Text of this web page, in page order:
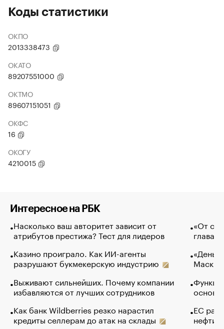
Коды статистики
ОКПО
2013338473
ОКАТО
89207551000
ОКТМО
89607151051
ОКФС
16
ОКОГУ
4210015
Интересное на РБК
Насколько ваш авторитет зависит от
атрибутов престижа? Тест для лидеров
Казино проиграло. Как ИИ-агенты
разрушают букмекерскую индустрию
Выживают сильнейших. Почему компании
избавляются от лучших сотрудников
Как банк Wildberries резко нарастил
кредиты селлерам до атак на склады
«От
глава
Маск в
основ
ЕС
нефти